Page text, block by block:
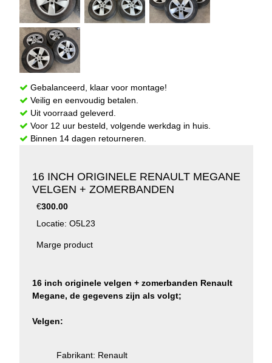
Gebalanceerd, klaar voor montage!
Veilig en eenvoudig betalen.
Uit voorraad geleverd.
Voor 12 uur besteld, volgende werkdag in huis.
Binnen 14 dagen retourneren.
16 INCH ORIGINELE RENAULT MEGANE
VELGEN + ZOMERBANDEN
€300.00
Locatie: O5L23
Marge product
16 inch originele velgen + zomerbanden Renault
Megane, de gegevens zijn als volgt;
Velgen:
Fabrikant: Renault